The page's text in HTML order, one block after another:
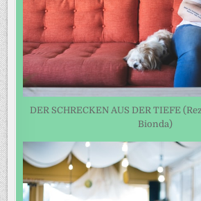
DER SCHRECKEN AUS DER TIEFE
Bionda)